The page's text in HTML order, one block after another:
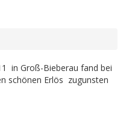
in Groß-Bieberau fand bei
schönen Erlös zugunsten